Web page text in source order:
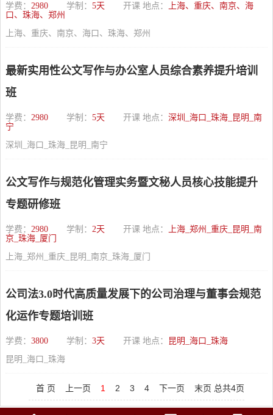
学费： 2980 学制： 5天 开课 地点：
上海、重庆、南京、海
口、珠海、郑州
上海、重庆、南京、海口、珠海、郑州
最新实用性公文写作与办公室人员综合素养提升培训
班
学费： 2980 学制： 5天 开课 地点： 深圳_海口_珠海_昆明_南
宁
深圳_海口_珠海_昆明_南宁
公文写作与规范化管理实务暨文秘人员核心技能提升
专题研修班
学费： 2980 学制： 2天 开课 地点：
上海_郑州_重庆_昆明_南
京_珠海_厦门
上海_郑州_重庆_昆明_南京_珠海_厦门
公司法3.0时代高质量发展下的公司治理与董事会规范
化运作专题培训班
学费： 3800 学制： 3天 开课 地点：
昆明_海口_珠海
昆明_海口_珠海
首 页 上一页 1 2 3 4 下一页 末页 总共4页